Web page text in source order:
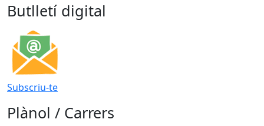
Butlletí digital
Subscriu-te
Plànol / Carrers